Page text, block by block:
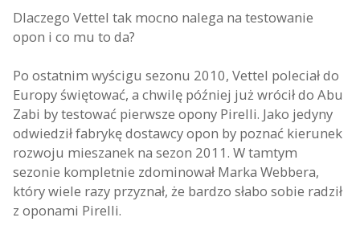
Dlaczego Vettel tak mocno nalega na testowanie
opon i co mu to da?
Po ostatnim wyścigu sezonu 2010, Vettel poleciał do
Europy świętować, a chwilę później już wrócił do Abu
Zabi by testować pierwsze opony Pirelli. Jako jedyny
odwiedził fabrykę dostawcy opon by poznać kierunek
rozwoju mieszanek na sezon 2011. W tamtym
sezonie kompletnie zdominował Marka Webbera,
który wiele razy przyznał, że bardzo słabo sobie radził
z oponami Pirelli.